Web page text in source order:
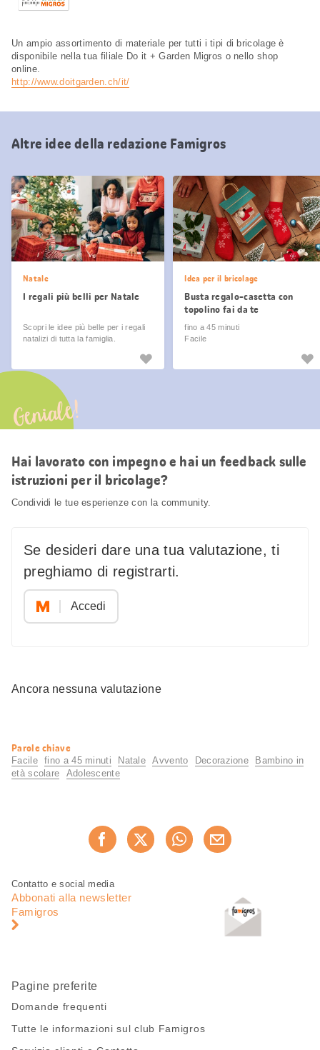
Un ampio assortimento di materiale per tutti i tipi di bricolage è
disponibile nella tua filiale Do it + Garden Migros o nello shop
online.
http://www.doitgarden.ch/it/
Altre idee della redazione Famigros
Natale
I regali più belli per Natale
Scopri le idee più belle per i regali
natalizi di tutta la famiglia.
Idea per il bricolage
Busta regalo-casetta con
topolino fai da te
fino a 45 minuti
Facile
Geniale!
Hai lavorato con impegno e hai un feedback sulle
istruzioni per il bricolage?
Condividi le tue esperienze con la community.
Se desideri dare una tua valutazione, ti
preghiamo di registrarti.
Accedi
Ancora nessuna valutazione
Informazioni
utili
Parole chiave
Facile fino a 45 minuti Natale Avvento Decorazione
Bambino in
età scolare
Adolescente
Consiglia ora
Piè
pagina
Navigazione
pagina
Contatto e social media
Abbonati alla newsletter
Famigros
Pagine preferite
Domande frequenti
Tutte le informazioni sul club Famigros